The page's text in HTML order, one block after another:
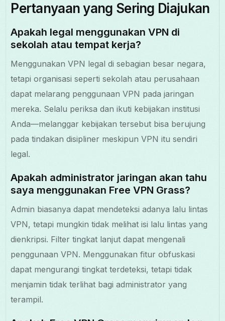
Pertanyaan yang Sering Diajukan
Apakah legal menggunakan VPN di
sekolah atau tempat kerja?
Menggunakan VPN legal di sebagian besar negara,
tetapi organisasi seperti sekolah atau perusahaan
dapat melarang penggunaan VPN pada jaringan
mereka. Selalu periksa dan ikuti kebijakan institusi
Anda—melanggar kebijakan tersebut bisa berujung
pada tindakan disipliner meskipun VPN itu sendiri
legal.
Apakah administrator jaringan akan tahu
saya menggunakan Free VPN Grass?
Admin biasanya dapat mendeteksi adanya lalu lintas
VPN, tetapi mungkin tidak melihat isi lalu lintas yang
dienkripsi. Filter tingkat lanjut dapat mengenali
penggunaan VPN. Menggunakan fitur obfuskasi
dapat mengurangi tingkat terdeteksi, tetapi tidak
menjamin tidak terlihat bagi administrator yang
terampil.